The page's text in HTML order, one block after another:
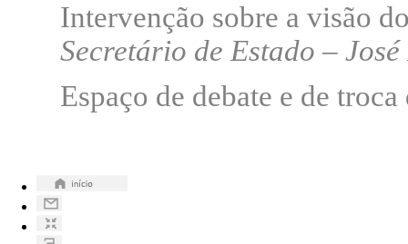
Intervenção sobre a visão
Secretário de Estado –
Espaço de debate e de